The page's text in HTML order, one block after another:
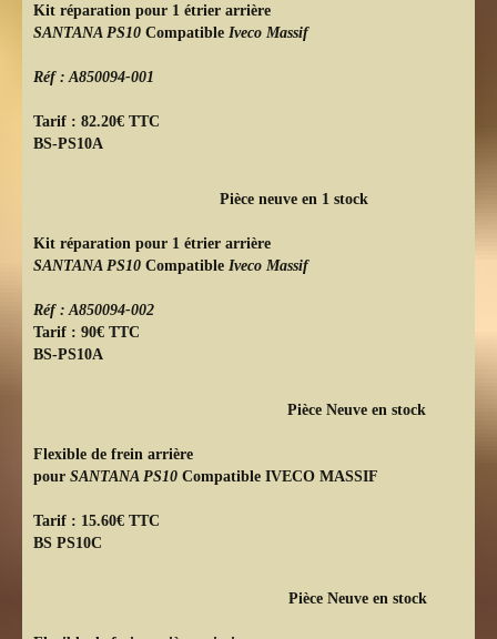
Kit réparation pour 1 étrier arrière
SANTANA PS10 Compatible Iveco Massif
Réf : A850094-001
Tarif : 82.20€ TTC
BS-PS10A
Pièce neuve en 1 stock
Kit réparation pour 1 étrier arrière
SANTANA PS10 Compatible Iveco Massif
Réf : A850094-002
Tarif : 90€ TTC
BS-PS10A
Pièce Neuve en stock
Flexible de frein arrière
pour SANTANA PS10 Compatible IVECO MASSIF
Tarif : 15.60€ TTC
BS PS10C
Pièce Neuve en stock